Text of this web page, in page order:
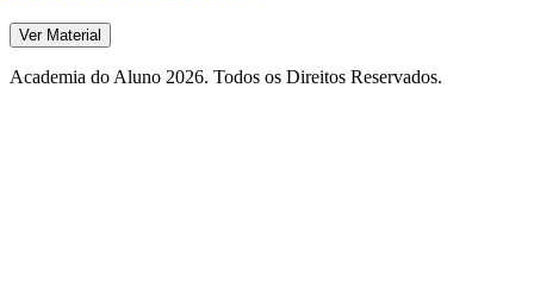
Ver Material
Academia do Aluno 2026. Todos os Direitos Reservados.